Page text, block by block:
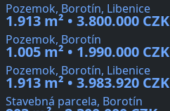
Pozemok, Borotín, Libenice
1.913 m² • 3.800.000 CZK
Pozemok, Borotín
1.005 m² • 1.990.000 CZK
Pozemok, Borotín, Libenice
1.913 m² • 3.983.920 CZK
Stavebná parcela, Borotín